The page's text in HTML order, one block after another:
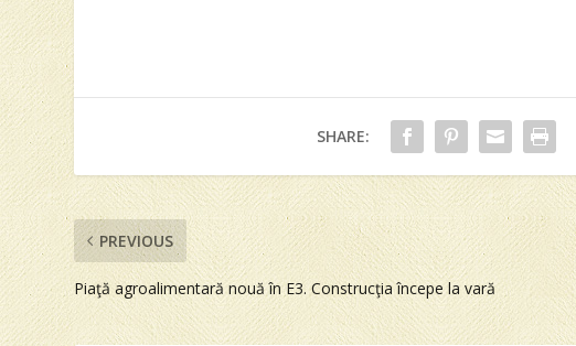
SHARE:
PREVIOUS
Piaţă agroalimentară nouă în E3. Construcţia începe la vară